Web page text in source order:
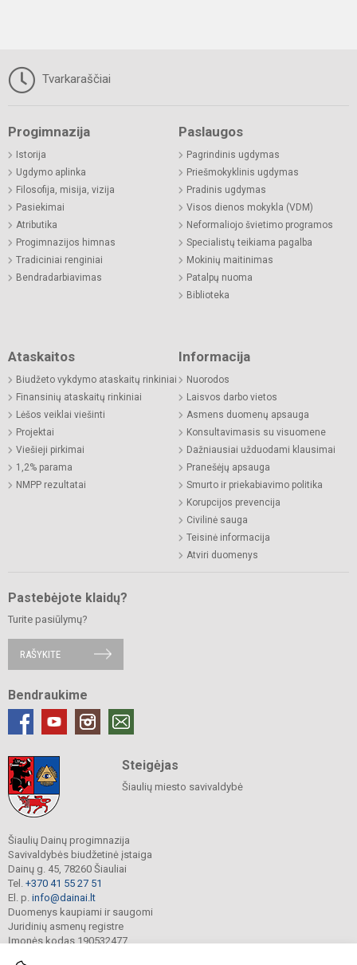
Tvarkaraščiai
Progimnazija
Istorija
Ugdymo aplinka
Filosofija, misija, vizija
Pasiekimai
Atributika
Progimnazijos himnas
Tradiciniai renginiai
Bendradarbiavimas
Paslaugos
Pagrindinis ugdymas
Priešmokyklinis ugdymas
Pradinis ugdymas
Visos dienos mokykla (VDM)
Neformaliojo švietimo programos
Specialistų teikiama pagalba
Mokinių maitinimas
Patalpų nuoma
Biblioteka
Ataskaitos
Biudžeto vykdymo ataskaitų rinkiniai
Finansinių ataskaitų rinkiniai
Lėšos veiklai viešinti
Projektai
Viešieji pirkimai
1,2% parama
NMPP rezultatai
Informacija
Nuorodos
Laisvos darbo vietos
Asmens duomenų apsauga
Konsultavimasis su visuomene
Dažniausiai užduodami klausimai
Pranešėjų apsauga
Smurto ir priekabiavimo politika
Korupcijos prevencija
Civilinė sauga
Teisinė informacija
Atviri duomenys
Pastebėjote klaidų?
Turite pasiūlymų?
RAŠYKITE
Bendraukime
Steigėjas
Šiaulių miesto savivaldybė
Šiaulių Dainų progimnazija
Savivaldybės biudžetinė įstaiga
Dainų g. 45, 78260 Šiauliai
Tel. +370 41 55 27 51
El. p. info@dainai.lt
Duomenys kaupiami ir saugomi
Juridinių asmenų registre
Įmonės kodas 190532477